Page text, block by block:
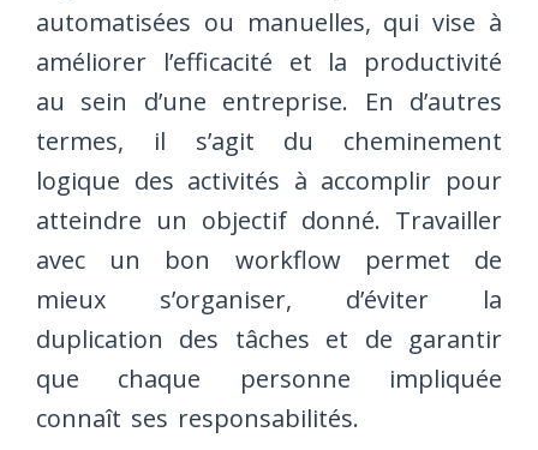
automatisées ou manuelles, qui vise à
améliorer l’efficacité et la productivité
au sein d’une entreprise. En d’autres
termes, il s’agit du cheminement
logique des activités à accomplir pour
atteindre un objectif donné. Travailler
avec un bon workflow permet de
mieux s’organiser, d’éviter la
duplication des tâches et de garantir
que chaque personne impliquée
connaît ses responsabilités.